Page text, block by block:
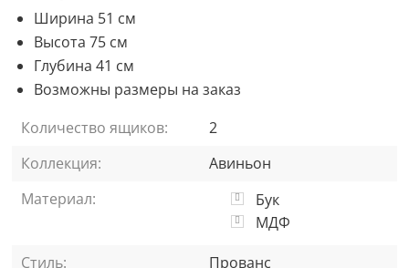
Ширина 51 см
Высота 75 см
Глубина 41 см
Возможны размеры на заказ
Количество ящиков:
2
Коллекция:
Авиньон
Материал:
Бук
МДФ
Стиль:
Прованс